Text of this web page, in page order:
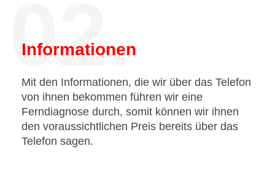
02.
Informationen
Mit den Informationen, die wir über das Telefon
von ihnen bekommen führen wir eine
Ferndiagnose durch, somit können wir ihnen
den voraussichtlichen Preis bereits über das
Telefon sagen.